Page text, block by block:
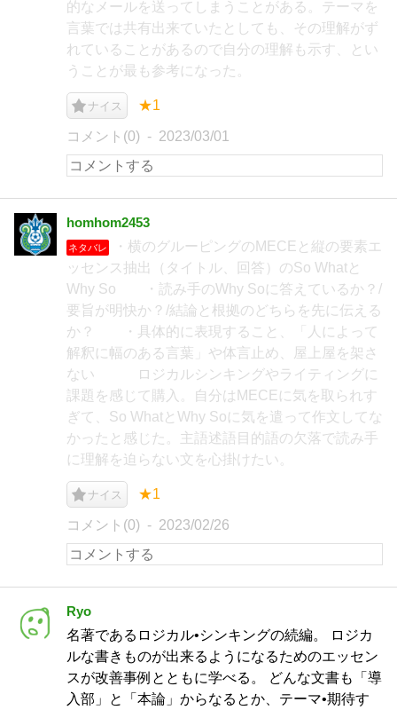
的なメールを送ってしまうことがある。テーマを
言葉では共有出来ていたとしても、その理解がず
れていることがあるので自分の理解も示す、とい
うことが最も参考になった。
ナイス ★1
コメント(0) 2023/03/01
homhom2453
ネタバレ
・横のグルーピングのMECEと縦の要素エ
ッセンス抽出（タイトル、回答）のSo Whatと
Why So ・読み手のWhy Soに答えているか？/
要旨が明快か？/結論と根拠のどちらを先に伝える
か？ ・具体的に表現すること、「人によって
解釈に幅のある言葉」や体言止め、屋上屋を架さ
ない ロジカルシンキングやライティングに
課題を感じて購入。自分はMECEに気を取られす
ぎて、So WhatとWhy Soに気を遣って作文してな
かったと感じた。主語述語目的語の欠落で読み手
に理解を迫らない文を心掛けたい。
ナイス ★1
コメント(0) 2023/02/26
Ryo
名著であるロジカル•シンキングの続編。 ロジカ
ルな書きものが出来るようになるためのエッセン
スが改善事例とともに学べる。 どんな文書も「導
入部」と「本論」からなるとか、テーマ•期待す